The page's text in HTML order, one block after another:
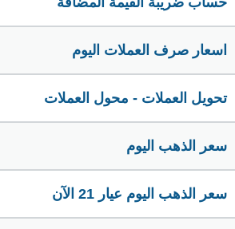
اسعار صرف العملات اليوم
تحويل العملات - محول العملات
سعر الذهب اليوم
سعر الذهب اليوم عيار 21 الآن